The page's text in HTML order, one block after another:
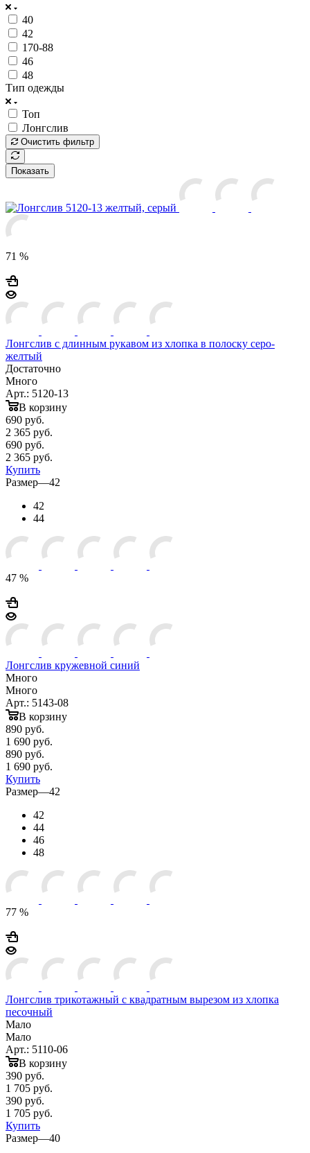
40
42
170-88
46
48
Тип одежды
Топ
Лонгслив
Очистить фильтр
Показать
71 %
Лонгслив с длинным рукавом из хлопка в полоску серо-
желтый
Достаточно
Много
Арт.: 5120-13
В корзину
690 руб.
2 365 руб.
690 руб.
2 365 руб.
Купить
Размер—42
42
44
47 %
Лонгслив кружевной синий
Много
Много
Арт.: 5143-08
В корзину
890 руб.
1 690 руб.
890 руб.
1 690 руб.
Купить
Размер—42
42
44
46
48
77 %
Лонгслив трикотажный с квадратным вырезом из хлопка
песочный
Мало
Мало
Арт.: 5110-06
В корзину
390 руб.
1 705 руб.
390 руб.
1 705 руб.
Купить
Размер—40